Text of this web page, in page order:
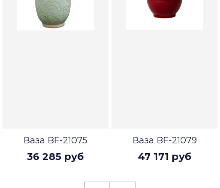
Ваза BF-21075
36 285 руб
Ваза BF-21079
47 171 руб